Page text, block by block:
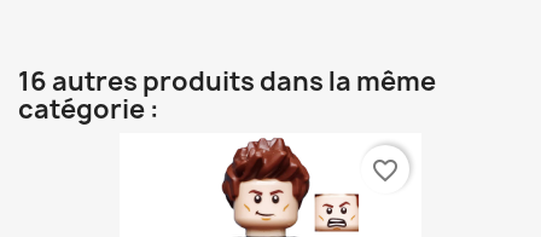
16 autres produits dans la même
catégorie :
favorite_border